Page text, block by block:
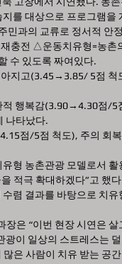
를 대상으로 프로그램을
민과의 교류로 정서적 안
충전 △운동치유형=농촌
수 있도록 짜여있다.
지고(3.45→3.85/ 5점 척
행복감(3.90→4.30점/5
나타났다.
점/5점 척도), 주의 회
형 농촌관광 모델로서
적극 확대하겠다”고 했
렴 결과를 바탕으로 치
은 “이번 현장 시연은 살
이 일상의 스트레스는
은 사람이 치유 받는 공